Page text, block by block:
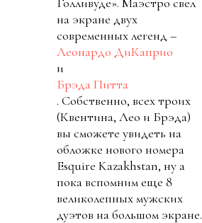
на экране двух
современных легенд –
Леонардо ДиКаприо
и
Брэда Питта
. Собственно, всех троих
(Квентина, Лео и Брэда)
вы сможете увидеть на
обложке нового номера
Esquire Kazakhstan, ну а
пока вспомним еще 8
великолепных мужских
дуэтов на большом экране.